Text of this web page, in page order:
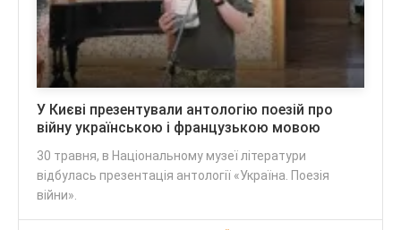
У Києві презентували антологію поезій про
війну українською і французькою мовою
30 травня, в Національному музеї літератури
відбулась презентація антології «Україна. Поезія
війни».